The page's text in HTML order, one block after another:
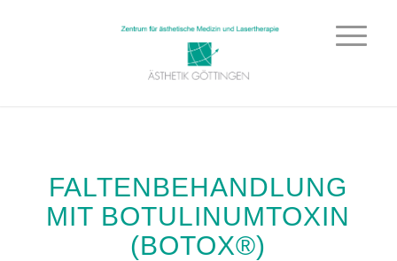
FALTENBEHANDLUNG
MIT BOTULINUMTOXIN
(BOTOX®)